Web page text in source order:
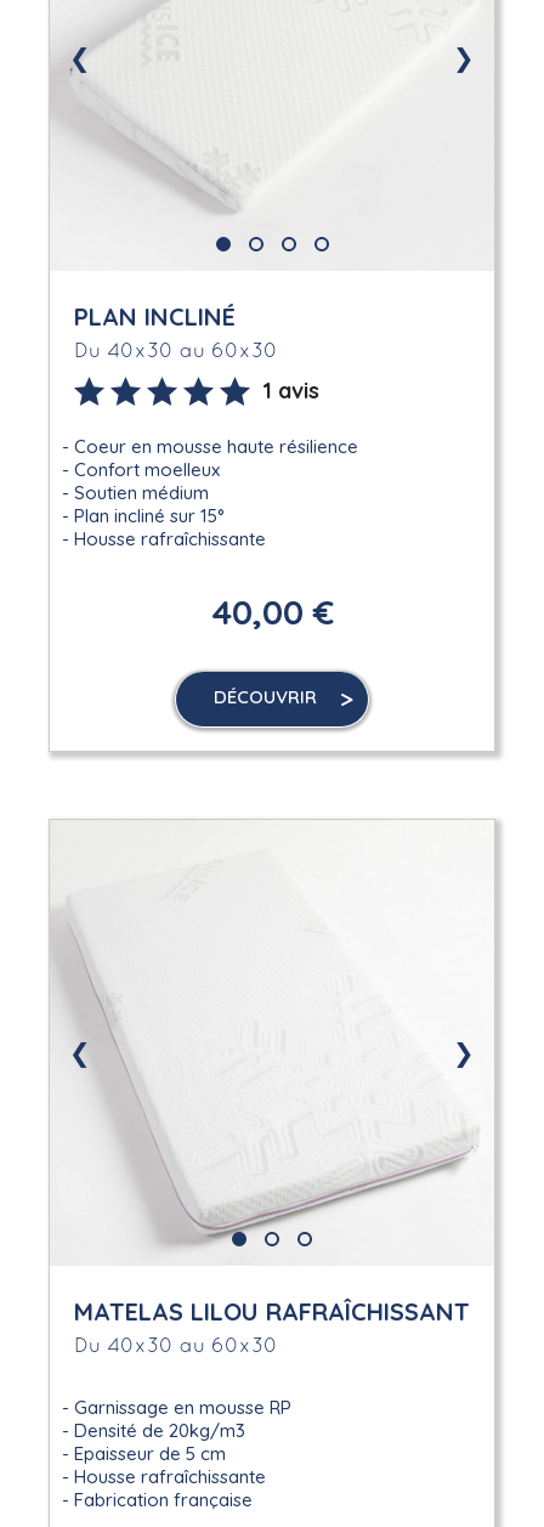
❮ ❯
PLAN INCLINÉ
Du 40x30 au 60x30
1 avis
Coeur en mousse haute résilience
Confort moelleux
Soutien médium
Plan incliné sur 15°
Housse rafraîchissante
40,00 €
DÉCOUVRIR
❮ ❯
MATELAS LILOU RAFRAÎCHISSANT
Du 40x30 au 60x30
Garnissage en mousse RP
Densité de 20kg/m3
Epaisseur de 5 cm
Housse rafraîchissante
Fabrication française